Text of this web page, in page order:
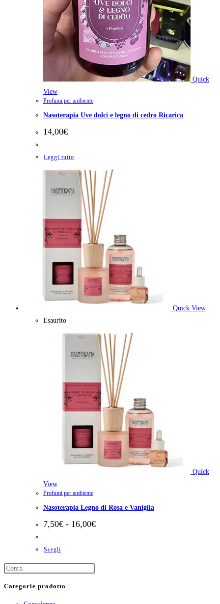
Quick
View
Profumi per ambiente
Nasoterapia Uve dolci e legno di cedro Ricarica
14,00€
Leggi tutto
Quick View
Esaurito
Quick
View
Profumi per ambiente
Nasoterapia Legno di Rosa e Vaniglia
7,50€ - 16,00€Fascia
Scegli
ha
più
Categorie prodotto